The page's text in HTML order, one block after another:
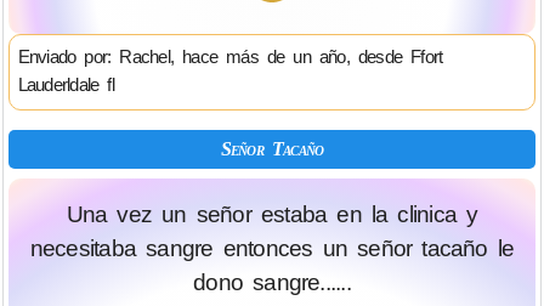
Enviado por: Rachel, hace más de un año, desde Ffort
Lauderldale fl
Señor Tacaño
Una vez un señor estaba en la clinica y
necesitaba sangre entonces un señor tacaño le
dono sangre......